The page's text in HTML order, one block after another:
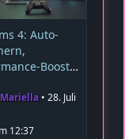
4: Auto-
Boost
Gratis-
Mariella 28. Juli
12:37